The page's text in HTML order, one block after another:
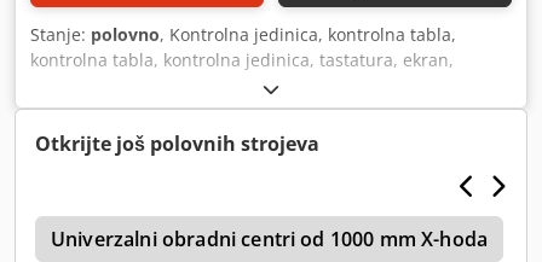
Stanje: polovno, Kontrolna jedinica, kontrolna tabla,
kontrolna tabla, kontrolna jedinica, tastatura, ekran,
kontrola - Prekidač za noge dolazi od Trumpf punch tipa
Sunimat 400 -Dimenzije: 280/140/H150 mm Codpfxod
Aghgs Acworf -Težina: 4,4 kg
Otkrijte još polovnih strojeva
Univerzalni obradni centri od 1000 mm X-hoda